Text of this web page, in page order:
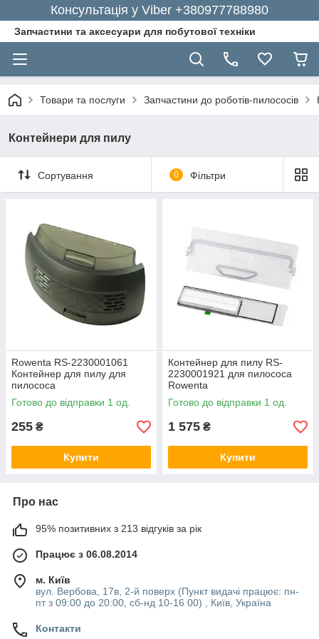
Консультація у Viber +380977788980
Запчастини та аксесуари для побутової техніки
Товари та послуги Запчастини до роботів-пилососів
Контейнери для пилу
Сортування 0 Фільтри
Rowenta RS-2230001061
Контейнер для пилу для
пилососа
Готово до відправки 1 од.
255 ₴
Купити
Контейнер для пилу RS-
2230001921 для пилососа
Rowenta
Готово до відправки 1 од.
1 575 ₴
Купити
Про нас
95% позитивних з 213 відгуків за рік
Працює з 06.08.2014
м. Київ
вул. Вербова, 17в, 2-й поверх (Пункт видачі працює: пн-
пт з 09:00 до 20:00, сб-нд 10-16 00) , Київ, Україна
Контакти